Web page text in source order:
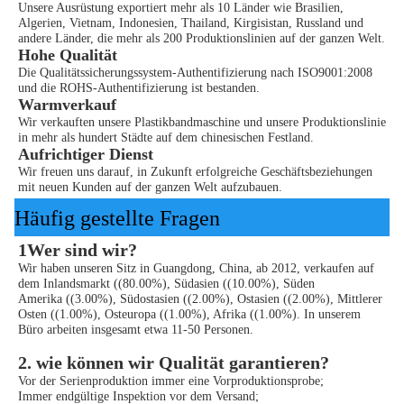
Unsere Ausrüstung exportiert mehr als 10 Länder wie Brasilien,
Algerien, Vietnam, Indonesien, Thailand, Kirgisistan, Russland und
andere Länder, die mehr als 200 Produktionslinien auf der ganzen Welt.
Hohe Qualität
Die Qualitätssicherungssystem-Authentifizierung nach ISO9001:2008
und die ROHS-Authentifizierung ist bestanden.
Warmverkauf
Wir verkauften unsere Plastikbandmaschine und unsere Produktionslinie
in mehr als hundert Städte auf dem chinesischen Festland.
Aufrichtiger Dienst
Wir freuen uns darauf, in Zukunft erfolgreiche Geschäftsbeziehungen
mit neuen Kunden auf der ganzen Welt aufzubauen.
Häufig gestellte Fragen
1Wer sind wir?
Wir haben unseren Sitz in Guangdong, China, ab 2012, verkaufen auf
dem Inlandsmarkt ((80.00%), Südasien ((10.00%), Süden
Amerika ((3.00%), Südostasien ((2.00%), Ostasien ((2.00%), Mittlerer
Osten ((1.00%), Osteuropa ((1.00%), Afrika ((1.00%). In unserem
Büro arbeiten insgesamt etwa 11-50 Personen.
2. wie können wir Qualität garantieren?
Vor der Serienproduktion immer eine Vorproduktionsprobe;
Immer endgültige Inspektion vor dem Versand;